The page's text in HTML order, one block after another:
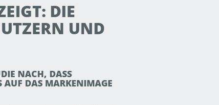
DIE
UND
NACH, DASS
AUF DAS MARKENIMAGE